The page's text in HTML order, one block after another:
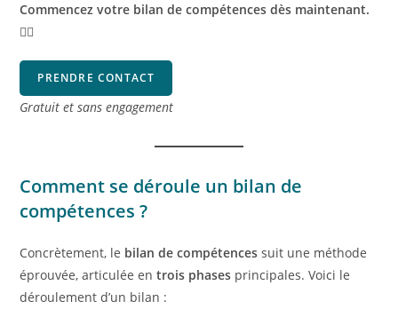
Commencez votre bilan de compétences dès maintenant.
👇🏽
PRENDRE CONTACT
Gratuit et sans engagement
Comment se déroule un bilan de
compétences ?
Concrètement, le bilan de compétences suit une méthode
éprouvée, articulée entrois phases principales. Voici le
déroulement d’un bilan :